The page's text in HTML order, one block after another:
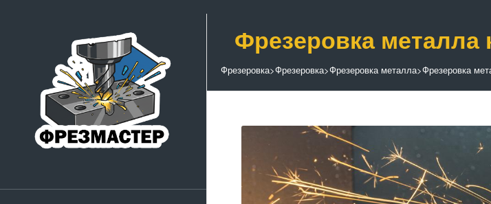
Фрезеровка
Фрезеровка>Фрезеровка>Фрезеровка металла>Фрезеровка